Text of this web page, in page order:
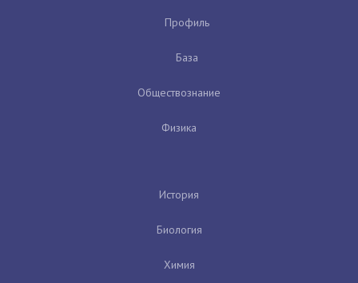
Профиль
База
Обществознание
Физика
История
Биология
Химия